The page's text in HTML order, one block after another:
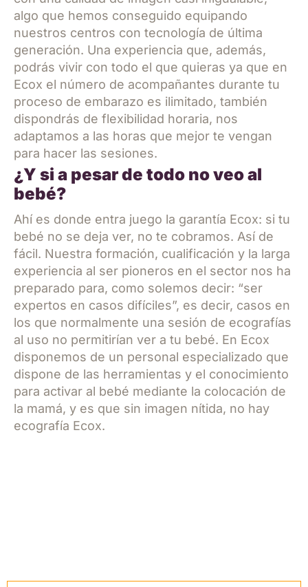
algo que hemos conseguido equipando
nuestros centros con tecnología de última
generación. Una experiencia que, además,
podrás vivir con todo el que quieras ya que en
Ecox el número de acompañantes durante tu
proceso de embarazo es ilimitado, también
dispondrás de flexibilidad horaria, nos
adaptamos a las horas que mejor te vengan
para hacer las sesiones.
¿Y si a pesar de todo no veo al
bebé?
Ahí es donde entra juego la garantía Ecox: si tu
bebé no se deja ver, no te cobramos. Así de
fácil. Nuestra formación, cualificación y la larga
experiencia al ser pioneros en el sector nos ha
preparado para, como solemos decir: “ser
expertos en casos difíciles”, es decir, casos en
los que normalmente una sesión de ecografías
al uso no permitirían ver a tu bebé. En Ecox
disponemos de un personal especializado que
dispone de las herramientas y el conocimiento
para activar al bebé mediante la colocación de
la mamá, y es que sin imagen nítida, no hay
ecografía Ecox.